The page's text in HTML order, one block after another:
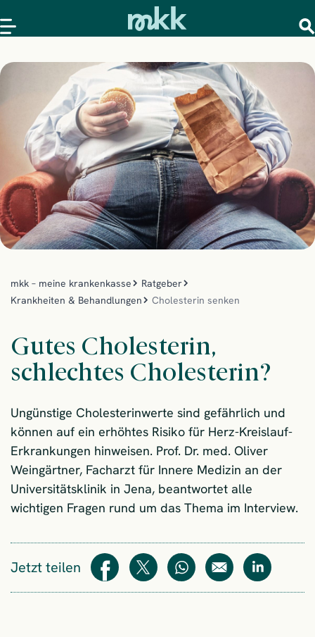
mkk – meine krankenkasse
Ratgeber
Krankheiten & Behandlungen
Cholesterin senken
Gutes Cholesterin,
schlechtes Cholesterin?
Ungünstige Cholesterinwerte sind gefährlich und
können auf ein erhöhtes Risiko für Herz-Kreislauf-
Erkrankungen hinweisen. Prof. Dr. med. Oliver
Weingärtner, Facharzt für Innere Medizin an der
Universitätsklinik in Jena, beantwortet alle
wichtigen Fragen rund um das Thema im Interview.
Jetzt teilen Teilen Teilen WhatsAppE-Mail Teilen